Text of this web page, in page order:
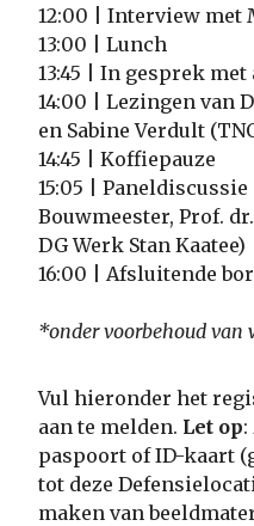
12:00 | Interview met
13:00 | Lunch
13:45 | In gesprek
14:00 | Lezingen van
en Sabine Verdult
14:45 | Koffiepauze
15:05 | Paneldiscussie
Bouwmeester, Prof.
DG Werk Stan Kaatee)
16:00 | Afsluitende
*onder voorbehoud van
Vul hieronder het
aan te melden. Let op
paspoort of ID-kaart
tot deze
maken van